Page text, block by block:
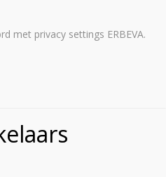
met privacy settings ERBEVA.